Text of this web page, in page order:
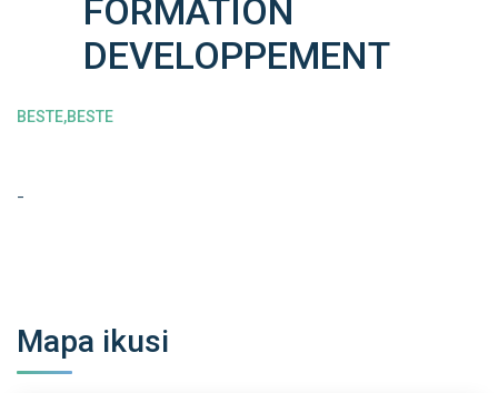
FORMATION
DEVELOPPEMENT
BESTE,BESTE
-
Mapa ikusi